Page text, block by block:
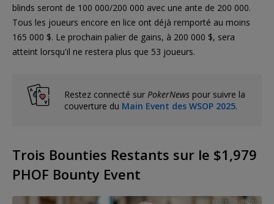
blinds seront de 100 000/200 000 avec une ante de 200 000.
Tous les joueurs encore en lice ont déjà remporté au moins
165 000 $. Le prochain palier de gains, à 200 000 $, sera
atteint lorsqu'il ne restera plus que 53 joueurs.
Restez connecté sur PokerNews pour suivre la
couverture du Main Event des WSOP 2025.
Trois Bounties Restants sur le $1,979
PHOF Bounty Event